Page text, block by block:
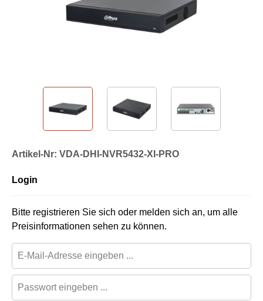
Artikel-Nr: VDA-DHI-NVR5432-XI-PRO
Login
Bitte registrieren Sie sich oder melden sich an, um alle
Preisinformationen sehen zu können.